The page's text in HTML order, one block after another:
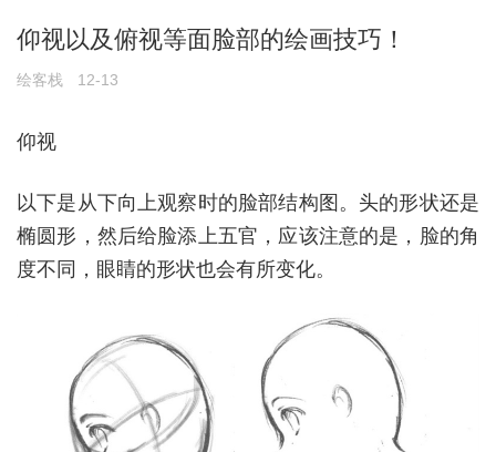
仰视以及俯视等面脸部的绘画技巧！
绘客栈 12-13
仰视
以下是从下向上观察时的脸部结构图。头的形状还是
椭圆形，然后给脸添上五官，应该注意的是，脸的角
度不同，眼睛的形状也会有所变化。